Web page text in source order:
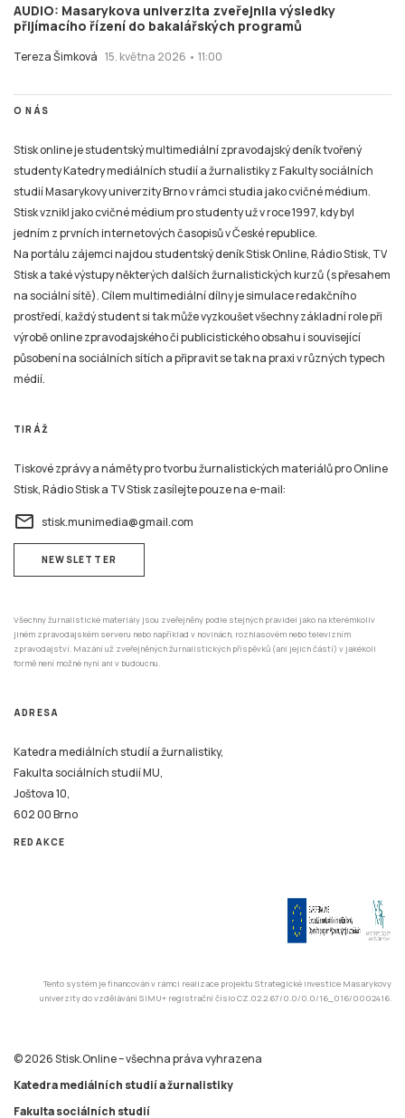
AUDIO: Masarykova univerzita zveřejnila výsledky
přijímacího řízení do bakalářských programů
Tereza Šimková 15. května 2026 • 11:00
O NÁS
Stisk online je studentský multimediální zpravodajský deník tvořený
studenty Katedry mediálních studií a žurnalistiky z Fakulty sociálních
studií Masarykovy univerzity Brno v rámci studia jako cvičné médium.
Stisk vznikl jako cvičné médium pro studenty už v roce 1997, kdy byl
jedním z prvních internetových časopisů v České republice.
Na portálu zájemci najdou studentský deník Stisk Online, Rádio Stisk, TV
Stisk a také výstupy některých dalších žurnalistických kurzů (s přesahem
na sociální sítě). Cílem multimediální dílny je simulace redakčního
prostředí, každý student si tak může vyzkoušet všechny základní role při
výrobě online zpravodajského či publicistického obsahu i související
působení na sociálních sítích a připravit se tak na praxi v různých typech
médií.
TIRÁŽ
Tiskové zprávy a náměty pro tvorbu žurnalistických materiálů pro Online
Stisk, Rádio Stisk a TV Stisk zasílejte pouze na e-mail:
email stisk.munimedia@gmail.com
NEWSLETTER
Všechny žurnalistické materiály jsou zveřejněny podle stejných pravidel jako na kterémkoliv
jiném zpravodajském serveru nebo například v novinách, rozhlasovém nebo televizním
zpravodajství. Mazání už zveřejněných žurnalistických příspěvků (ani jejich částí) v jakékoli
formě není možné nyní ani v budoucnu.
ADRESA
Katedra mediálních studií a žurnalistiky,
Fakulta sociálních studií MU,
Joštova 10,
602 00 Brno
REDAKCE
Tento systém je financován v rámci realizace projektu Strategické investice Masarykovy
univerzity do vzdělávání SIMU+ registrační číslo CZ.02.2.67/0.0/0.0/16_016/0002416.
© 2026 Stisk.Online – všechna práva vyhrazena
Katedra mediálních studií a žurnalistiky
Fakulta sociálních studií